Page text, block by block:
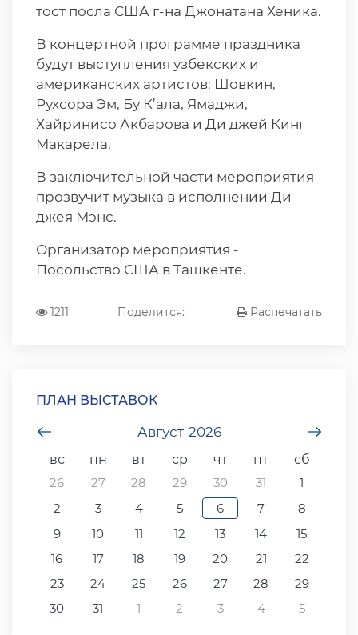
тост посла США г-на Джонатана Хеника.
В концертной программе праздника
будут выступления узбекских и
американских артистов: Шовкин,
Рухсора Эм, Бу К’ала, Ямаджи,
Хайринисо Акбарова и Ди джей Кинг
Макарела.
В заключительной части мероприятия
прозвучит музыка в исполнении Ди
джея Мэнс.
Организатор мероприятия -
Посольство США в Ташкенте.
1211 Поделится: Распечатать
ПЛАН ВЫСТАВОК
Август 2026
вс
пн вт ср чт пт
сб
26
27 28 29 30 31
1
2
3 4 5 6 7
8
9
10 11 12 13 14
15
16
17 18 19 20 21
22
23
24 25 26 27 28
29
30
31 1 2 3 4 5